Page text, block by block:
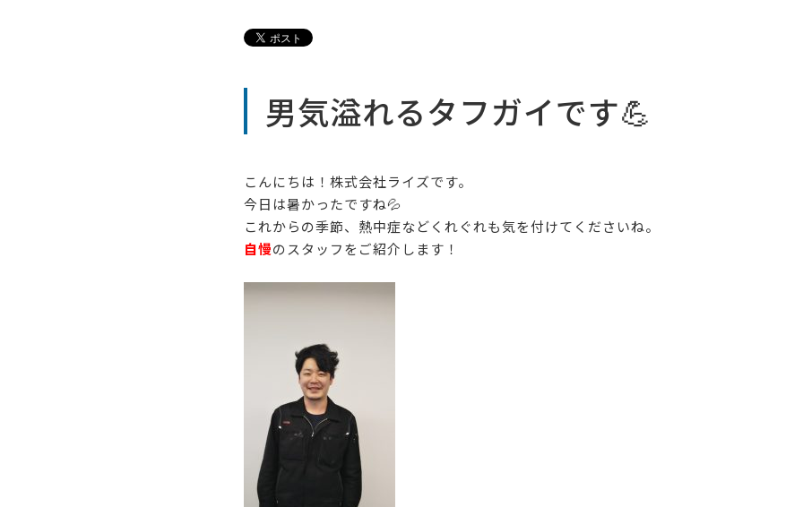
男気溢れるタフガイです💪
こんにちは！株式会社ライズです。
今日は暑かったですね💦
これからの季節、熱中症などくれぐれも気を付けてくださいね。
自慢のスタッフをご紹介します！